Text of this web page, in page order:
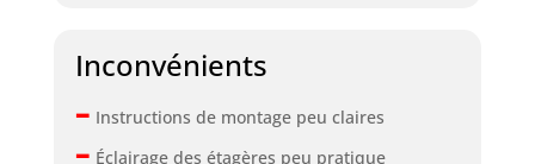
Inconvénients
– Instructions de montage peu claires
– Éclairage des étagères peu pratique